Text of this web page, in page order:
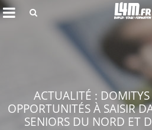
ACTUALITÉ :
OPPORTUNITÉS À SAISIR
SENIORS DU NORD ET